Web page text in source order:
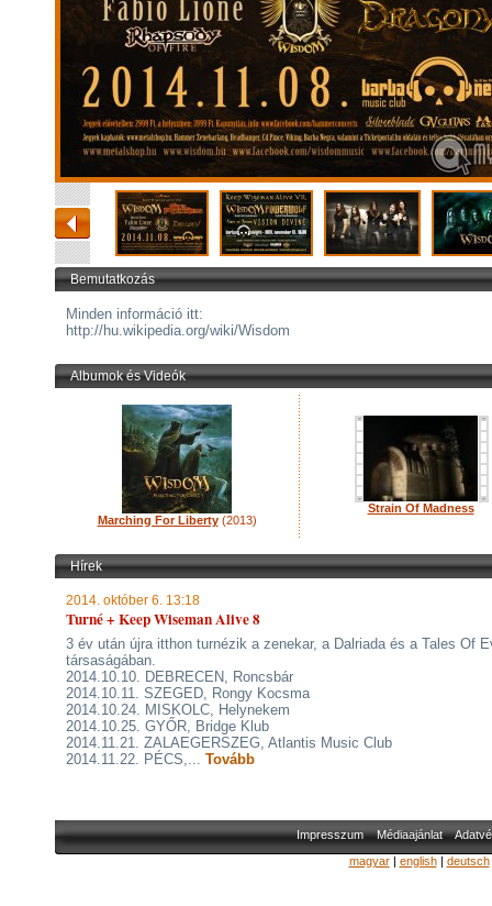
Bemutatkozás
Minden információ itt:
http://hu.wikipedia.org/wiki/Wisdom
Albumok és Videók
Marching For Liberty(2013)
Strain Of Madness
Hírek
2014. október 6. 13:18
Turné + Keep Wiseman Alive 8
3 év után újra itthon turnézik a zenekar, a Dalriada és a Tales Of
társaságában.
2014.10.10. DEBRECEN, Roncsbár
2014.10.11. SZEGED, Rongy Kocsma
2014.10.24. MISKOLC, Helynekem
2014.10.25. GYŐR, Bridge Klub
2014.11.21. ZALAEGERSZEG, Atlantis Music Club
2014.11.22. PÉCS,... Tovább
Impresszum Médiaajánlat
magyar| english| deutsch